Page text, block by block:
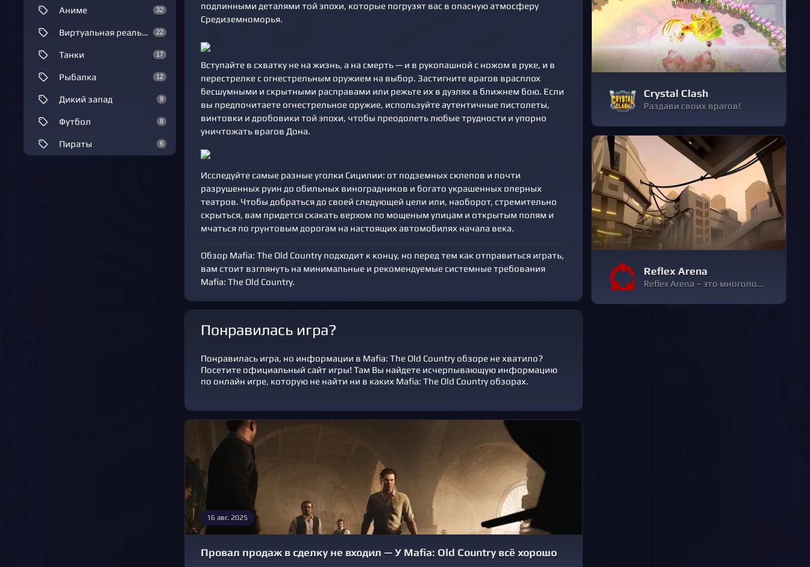
32
Аниме
22
Виртуальная реальность
17
Танки
12
Рыбалка
9
Дикий запад
8
Футбол
6
Пираты
подлинными деталями той эпохи, которые погрузят вас в опасную атмосферу
Средиземноморья.
Вступайте в схватку не на жизнь, а на смерть — и в рукопашной с ножом в руке, и в
перестрелке с огнестрельным оружием на выбор. Застигните врагов врасплох
бесшумными и скрытными расправами или режьте их в дуэлях в ближнем бою. Если
вы предпочитаете огнестрельное оружие, используйте аутентичные пистолеты,
винтовки и дробовики той эпохи, чтобы преодолеть любые трудности и упорно
уничтожать врагов Дона.
Исследуйте самые разные уголки Сицилии: от подземных склепов и почти
разрушенных руин до обильных виноградников и богато украшенных оперных
театров. Чтобы добраться до своей следующей цели или, наоборот, стремительно
скрыться, вам придется скакать верхом по мощеным улицам и открытым полям и
мчаться по грунтовым дорогам на настоящих автомобилях начала века.
Обзор Mafia: The Old Country подходит к концу, но перед тем как отправиться играть,
вам стоит взглянуть на минимальные и рекомендуемые системные требования
Mafia: The Old Country.
Понравилась игра?
Понравилась игра, но информации в Mafia: The Old Country обзоре не хватило?
Посетите официальный сайт игры! Там Вы найдете исчерпывающую информацию
по онлайн игре, которую не найти ни в каких Mafia: The Old Country обзорах.
16 авг. 2025
Провал продаж в сделку не входил — У Mafia: Old Country всё хорошо
Crystal Clash
Раздави своих врагов!
Reflex Arena
Reflex Arena – это многопользовательский шутер, геймплей которого выполнен в лучших традициях «старой школы». Если вы поклонник Unreal Tournament и Quake, то Reflex Arena с ее новыми технологиями вам точно понравится.